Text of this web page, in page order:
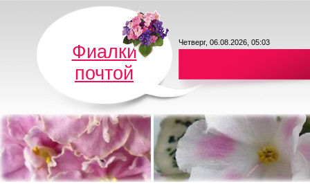
Фиалки
почтой
Четверг, 06.08.2026, 05:03